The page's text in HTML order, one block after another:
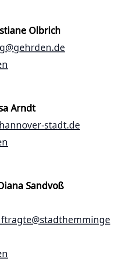
Olbrich
Arndt
stadt.de
Sandvoß